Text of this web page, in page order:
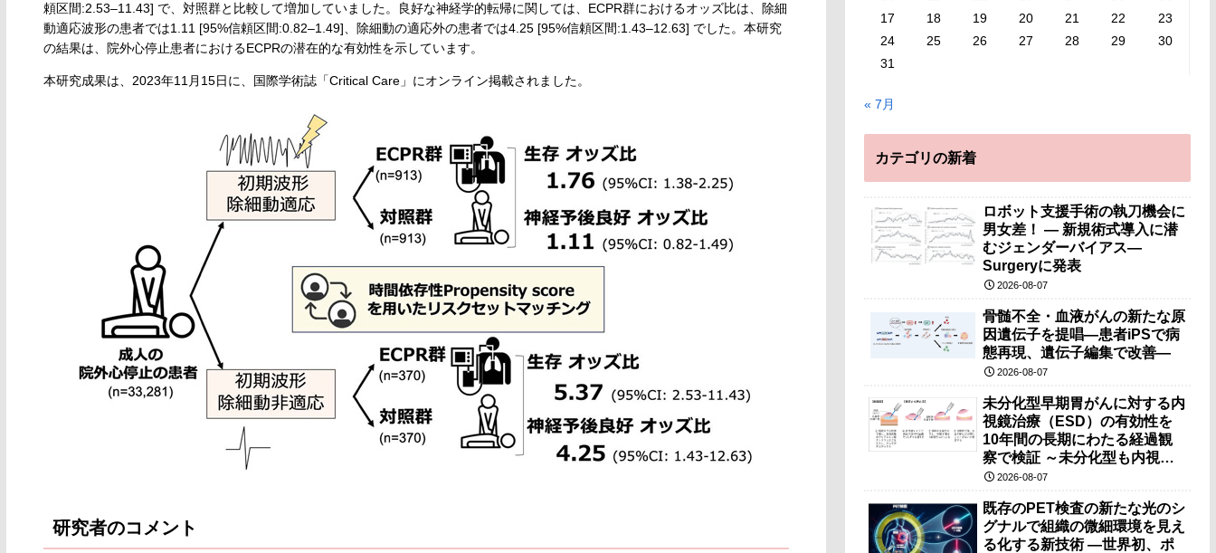
頼区間:2.53–11.43] で、対照群と比較して増加していました。良好な神経学的転帰に関しては、ECPR群におけるオッズ比は、除細
動適応波形の患者では1.11 [95%信頼区間:0.82–1.49]、除細動の適応外の患者では4.25 [95%信頼区間:1.43–12.63] でした。本研究
の結果は、院外心停止患者におけるECPRの潜在的な有効性を示しています。
本研究成果は、2023年11月15日に、国際学術誌「Critical Care」にオンライン掲載されました。
研究者のコメント
17
18 19 20 21 22
23
24
25 26 27 28 29
30
31
« 7月
カテゴリの新着
ロボット支援手術の執刀機会に
男女差！ — 新規術式導入に潜
むジェンダーバイアス—
Surgeryに発表
2026-08-07
骨髄不全・血液がんの新たな原
因遺伝子を提唱―患者iPSで病
態再現、遺伝子編集で改善―
2026-08-07
未分化型早期胃がんに対する内
視鏡治療（ESD）の有効性を
10年間の長期にわたる経過観
察で検証 ～未分化型も内視鏡
治療で胃の温存が可能～
2026-08-07
既存のPET検査の新たな光のシ
グナルで組織の微細環境を見え
る化する新技術 ―世界初、ポ